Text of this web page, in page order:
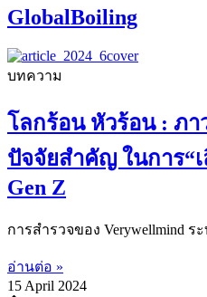
GlobalBoiling
บทความ
โลกร้อน หัวร้อน : ภา
ปัจจัยสำคัญ ในการ“
Gen Z
การสำรวจของ Verywellmind ร
อ่านต่อ »
15 April 2024